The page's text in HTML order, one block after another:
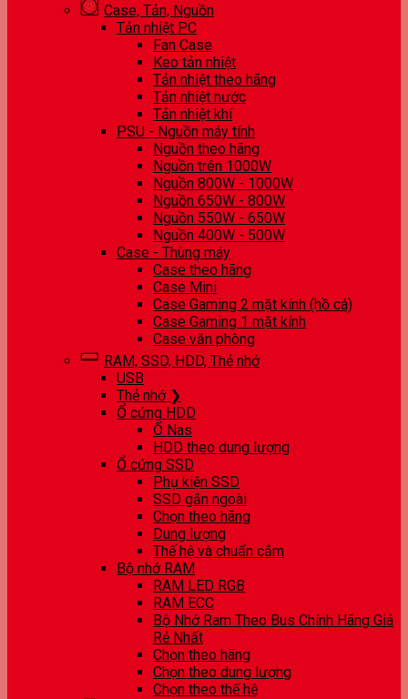
Case, Tản, Nguồn
Tản nhiệt PC
Fan Case
Keo tản nhiệt
Tản nhiệt theo hãng
Tản nhiệt nước
Tản nhiệt khí
PSU - Nguồn máy tính
Nguồn theo hãng
Nguồn trên 1000W
Nguồn 800W - 1000W
Nguồn 650W - 800W
Nguồn 550W - 650W
Nguồn 400W - 500W
Case - Thùng máy
Case theo hãng
Case Mini
Case Gaming 2 mặt kính (hồ cá)
Case Gaming 1 mặt kính
Case văn phòng
RAM, SSD, HDD, Thẻ nhớ
USB
Thẻ nhớ ❯
Ổ cứng HDD
Ổ Nas
HDD theo dung lượng
Ổ cứng SSD
Phụ kiện SSD
SSD gắn ngoài
Chọn theo hãng
Dung lượng
Thế hệ và chuẩn cắm
Bộ nhớ RAM
RAM LED RGB
RAM ECC
Bộ Nhớ Ram Theo Bus Chính Hãng Giá
Rẻ Nhất
Chọn theo hãng
Chọn theo dung lượng
Chọn theo thế hệ